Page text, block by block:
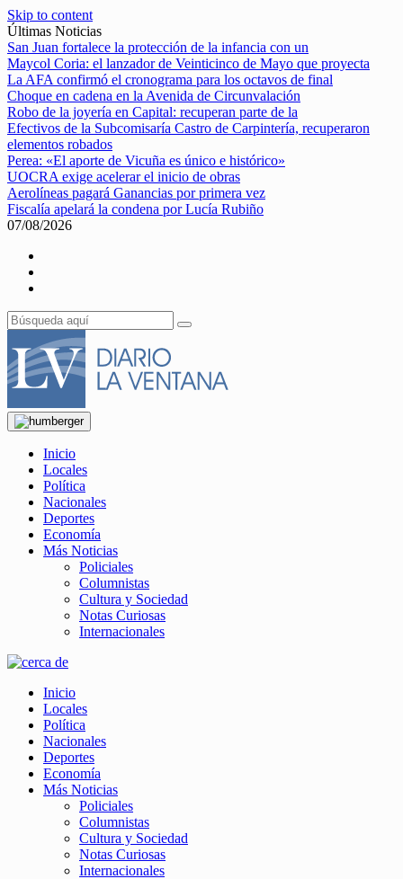
Skip to content
Últimas Noticias
San Juan fortalece la protección de la infancia con un
Maycol Coria: el lanzador de Veinticinco de Mayo que proyecta
La AFA confirmó el cronograma para los octavos de final
Choque en cadena en la Avenida de Circunvalación
Robo de la joyería en Capital: recuperan parte de la
Efectivos de la Subcomisaría Castro de Carpintería, recuperaron
elementos robados
Perea: «El aporte de Vicuña es único e histórico»
UOCRA exige acelerar el inicio de obras
Aerolíneas pagará Ganancias por primera vez
Fiscalía apelará la condena por Lucía Rubiño
07/08/2026
Inicio
Locales
Política
Nacionales
Deportes
Economía
Más Noticias
Policiales
Columnistas
Cultura y Sociedad
Notas Curiosas
Internacionales
Inicio
Locales
Política
Nacionales
Deportes
Economía
Más Noticias
Policiales
Columnistas
Cultura y Sociedad
Notas Curiosas
Internacionales